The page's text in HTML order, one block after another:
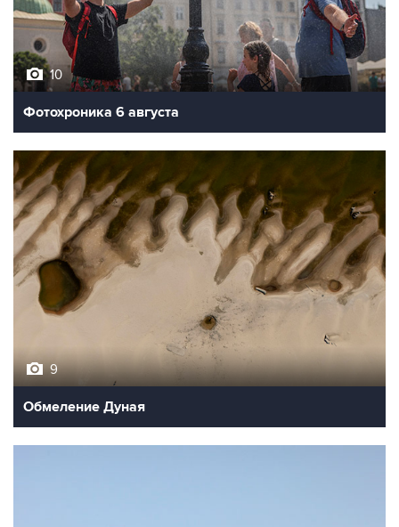
10
Фотохроника 6 августа
9
Обмеление Дуная